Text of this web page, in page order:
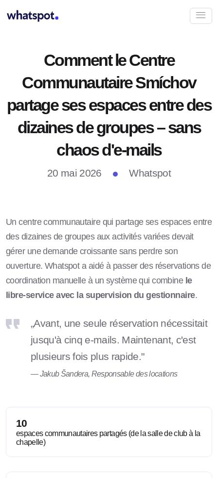
Comment le Centre
Communautaire Smíchov
partage ses espaces entre des
dizaines de groupes – sans
chaos d'e-mails
20 mai 2026 Whatspot
Un centre communautaire qui partage ses espaces entre
des dizaines de groupes aux activités variées devait
gérer une demande croissante sans perdre son
ouverture. Whatspot a aidé à passer des réservations de
coordination manuelle à un système qui combine le
libre-service avec la supervision du gestionnaire.
„Avant, une seule réservation nécessitait
jusqu'à cinq e-mails. Maintenant, c'est
plusieurs fois plus rapide."
— Jakub Šandera, Responsable des locations
10
espaces communautaires partagés (de la salle de club à la
chapelle)